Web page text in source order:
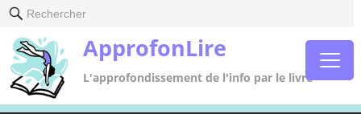
Rechercher
ApprofonLire
L'approfondissement de l'info par le livre